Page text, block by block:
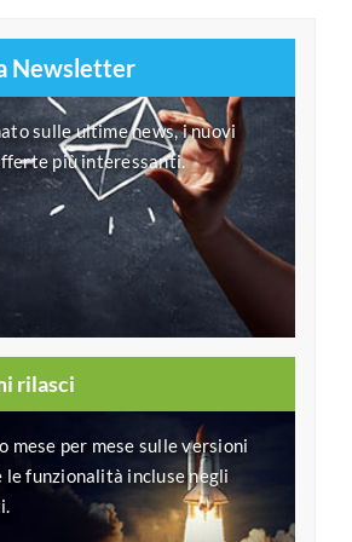
Newsletter
sulle ultime news, i nuovi
più interessanti.
rilasci
mese per mese sulle versioni
le funzionalità incluse negli